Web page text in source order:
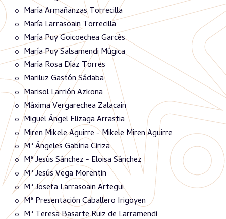
María Armañanzas Torrecilla
María Larrasoain Torrecilla
María Puy Goicoechea Garcés
María Puy Salsamendi Múgica
María Rosa Díaz Torres
Mariluz Gastón Sádaba
Marisol Larrión Azkona
Máxima Vergarechea Zalacain
Miguel Ángel Elizaga Arrastia
Miren Mikele Aguirre - Mikele Miren Aguirre
Mª Ángeles Gabiria Ciriza
Mª Jesús Sánchez - Eloisa Sánchez
Mª Jesús Vega Morentin
Mª Josefa Larrasoain Artegui
Mª Presentación Caballero Irigoyen
Mª Teresa Basarte Ruiz de Larramendi